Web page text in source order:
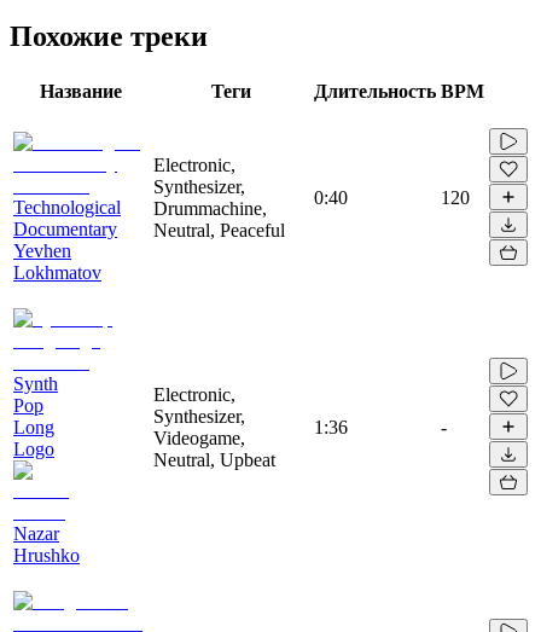
Похожие треки
Название Теги Длительность BPM
Technological
Documentary
Yevhen
Lokhmatov
Electronic,
Synthesizer,
Drummachine,
Neutral, Peaceful
0:40 120
Synth
Pop
Long
Logo
Nazar
Hrushko
Electronic,
Synthesizer,
Videogame,
Neutral, Upbeat
1:36 -